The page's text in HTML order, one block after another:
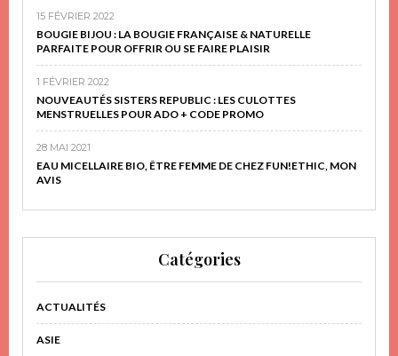
15 FÉVRIER 2022
BOUGIE BIJOU : LA BOUGIE FRANÇAISE & NATURELLE
PARFAITE POUR OFFRIR OU SE FAIRE PLAISIR
1 FÉVRIER 2022
NOUVEAUTÉS SISTERS REPUBLIC : LES CULOTTES
MENSTRUELLES POUR ADO + CODE PROMO
28 MAI 2021
EAU MICELLAIRE BIO, ÊTRE FEMME DE CHEZ FUN!ETHIC, MON
AVIS
Catégories
ACTUALITÉS
ASIE